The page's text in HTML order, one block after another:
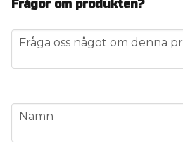
Frågor om produkten?
question
Fråga oss något om denna
name
Namn